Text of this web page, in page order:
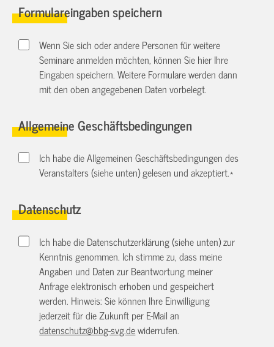
Formulareingaben speichern
Wenn Sie sich oder andere Personen für weitere
Seminare anmelden möchten, können Sie hier Ihre
Eingaben speichern. Weitere Formulare werden dann
mit den oben angegebenen Daten vorbelegt.
Allgemeine Geschäftsbedingungen
Ich habe die Allgemeinen Geschäftsbedingungen des
Veranstalters (siehe unten) gelesen und akzeptiert.*
Datenschutz
Ich habe die Datenschutzerklärung (siehe unten) zur
Kenntnis genommen. Ich stimme zu, dass meine
Angaben und Daten zur Beantwortung meiner
Anfrage elektronisch erhoben und gespeichert
werden. Hinweis: Sie können Ihre Einwilligung
jederzeit für die Zukunft per E-Mail an
datenschutz@bbg-svg.dewiderrufen.